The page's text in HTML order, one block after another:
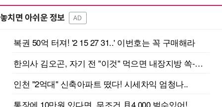
놓치면 아쉬운 정보 AD